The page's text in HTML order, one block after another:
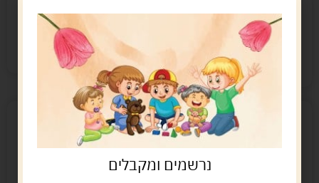
הוספה לסל
קיים במלאי
הוספה לסל
קיים במלאי
נרשמים ומקבלים